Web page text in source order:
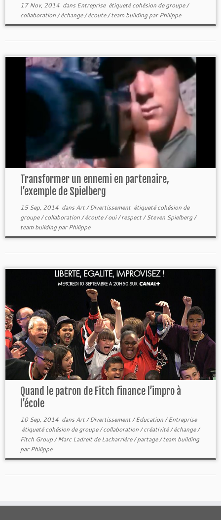
17 Nov, 2014dans Entreprise étiquetécohésion de groupe/
collaboration/échange/écoute/team buildingparPhilippe
Transformer un ennemi en partenaire,
l’exemple de Spielberg
15 Sep, 2014dans Art / Divertissement étiquetécohésion de
groupe/collaboration/écoute/oui/respect/Steven Spielberg/
team buildingparPhilippe
Quand le patron de Fitch finance l’impro à
l’école
10 Sep, 2014dans Art / Divertissement/Education/Entreprise
étiquetécohésion de groupe/collaboration/créativité/échange/
Fitch Group/Marc Ladreit de Lacharrière/partage/team building
parPhilippe